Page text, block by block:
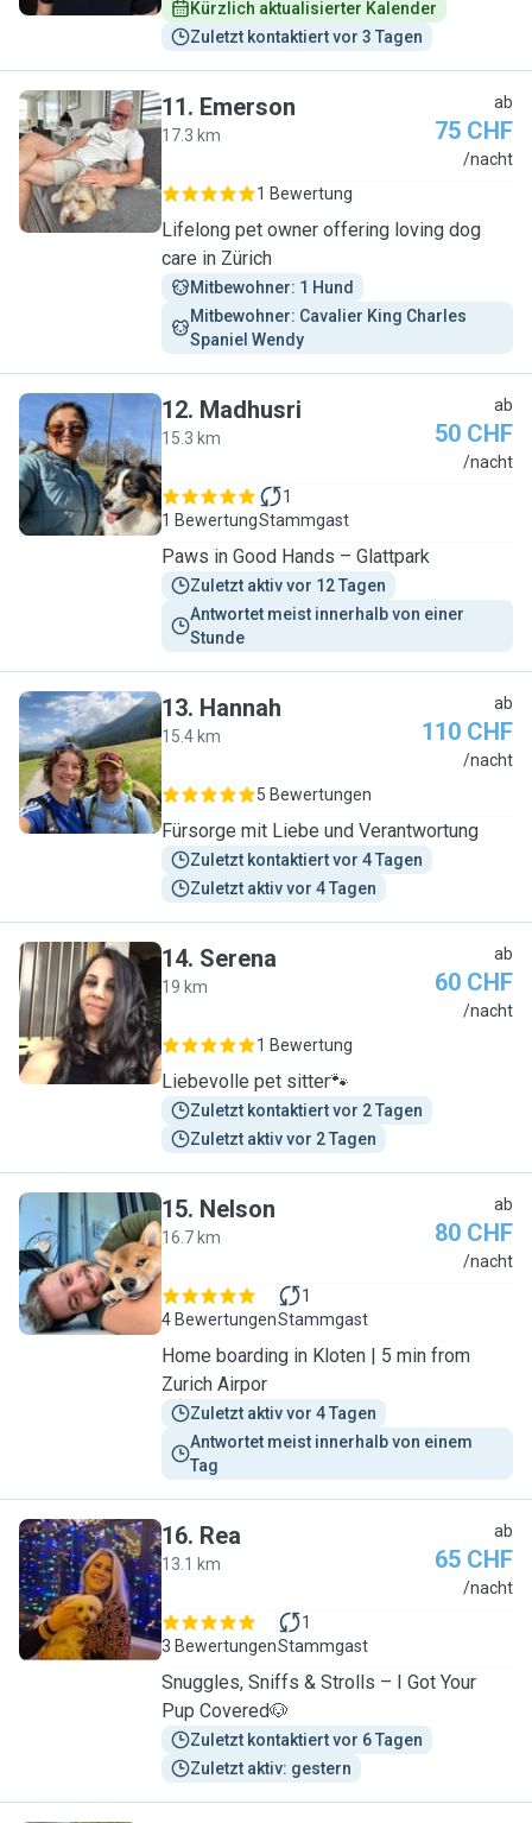
Kürzlich aktualisierter Kalender
Zuletzt kontaktiert vor 3 Tagen
E
11. Emerson
17.3 km
ab
75 CHF
/nacht
1 Bewertung
Lifelong pet owner offering loving dog
care in Zürich
Mitbewohner: 1 Hund
Mitbewohner: Cavalier King Charles
Spaniel Wendy
M
12. Madhusri
15.3 km
ab
50 CHF
/nacht
1 Bewertung
1
Stammgast
Paws in Good Hands – Glattpark
Zuletzt aktiv vor 12 Tagen
Antwortet meist innerhalb von einer
Stunde
H
13. Hannah
15.4 km
ab
110 CHF
/nacht
5 Bewertungen
Fürsorge mit Liebe und Verantwortung
Zuletzt kontaktiert vor 4 Tagen
Zuletzt aktiv vor 4 Tagen
S
14. Serena
19 km
ab
60 CHF
/nacht
1 Bewertung
Liebevolle pet sitter🐾
Zuletzt kontaktiert vor 2 Tagen
Zuletzt aktiv vor 2 Tagen
N
15. Nelson
16.7 km
ab
80 CHF
/nacht
4 Bewertungen
1
Stammgast
Home boarding in Kloten | 5 min from
Zurich Airpor
Zuletzt aktiv vor 4 Tagen
Antwortet meist innerhalb von einem
Tag
R
16. Rea
13.1 km
ab
65 CHF
/nacht
3 Bewertungen
1
Stammgast
Snuggles, Sniffs & Strolls – I Got Your
Pup Covered🐶
Zuletzt kontaktiert vor 6 Tagen
Zuletzt aktiv: gestern